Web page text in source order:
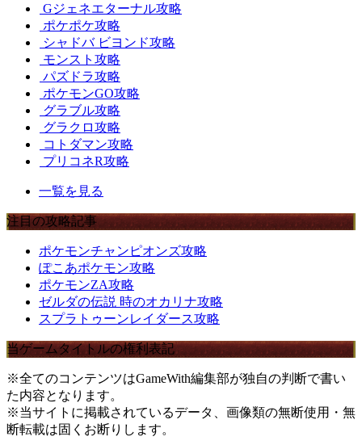
Gジェネエターナル攻略
ポケポケ攻略
シャドバ ビヨンド攻略
モンスト攻略
パズドラ攻略
ポケモンGO攻略
グラブル攻略
グラクロ攻略
コトダマン攻略
プリコネR攻略
一覧を見る
注目の攻略記事
ポケモンチャンピオンズ攻略
ぽこあポケモン攻略
ポケモンZA攻略
ゼルダの伝説 時のオカリナ攻略
スプラトゥーンレイダース攻略
当ゲームタイトルの権利表記
※全てのコンテンツはGameWith編集部が独自の判断で書い
た内容となります。
※当サイトに掲載されているデータ、画像類の無断使用・無
断転載は固くお断りします。